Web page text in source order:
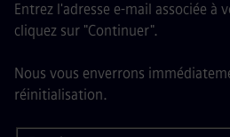
Entrez l'adresse e-mail associée à
cliquez sur "Continuer".
Nous vous enverrons
réinitialisation.